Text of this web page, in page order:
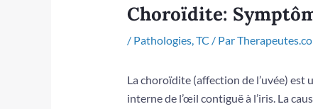
Choroïdite:
/ Pathologies,TC / Par
La choroïdite (affection de l’uvée)
interne de l’œil contiguë à l’iris. La